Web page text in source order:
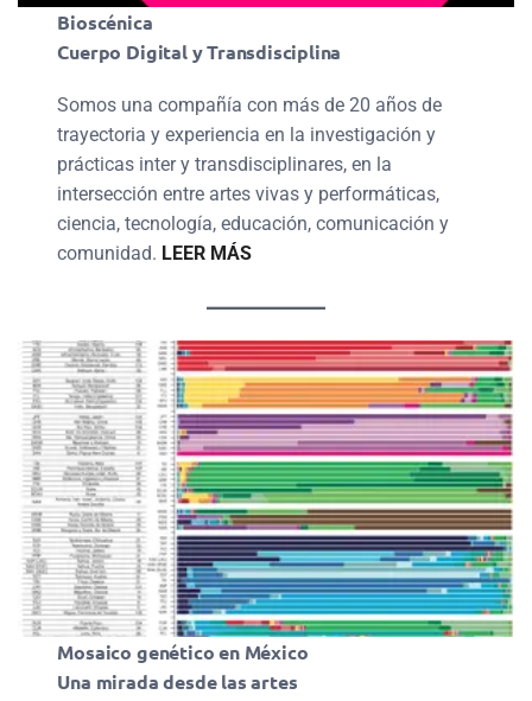
Bioscénica
Cuerpo Digital y Transdisciplina
Somos una compañía con más de 20 años de
trayectoria y experiencia en la investigación y
prácticas inter y transdisciplinares, en la
intersección entre artes vivas y performáticas,
ciencia, tecnología, educación, comunicación y
comunidad. LEER MÁS
Mosaico genético en México
Una mirada desde las artes